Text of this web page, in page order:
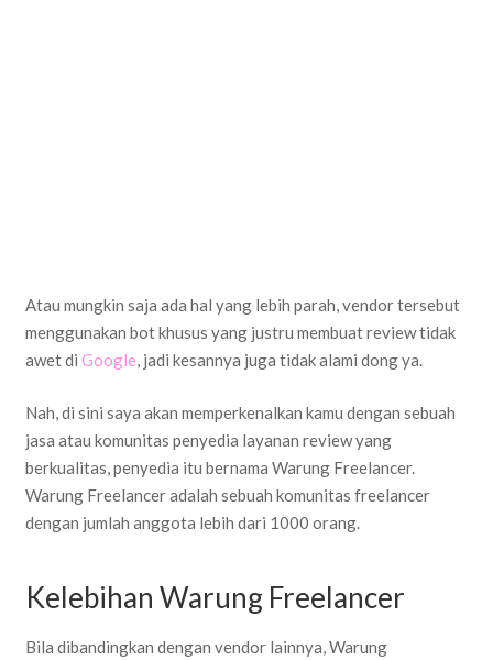
Atau mungkin saja ada hal yang lebih parah, vendor tersebut
menggunakan bot khusus yang justru membuat review tidak
awet di Google, jadi kesannya juga tidak alami dong ya.
Nah, di sini saya akan memperkenalkan kamu dengan sebuah
jasa atau komunitas penyedia layanan review yang
berkualitas, penyedia itu bernama Warung Freelancer.
Warung Freelancer adalah sebuah komunitas freelancer
dengan jumlah anggota lebih dari 1000 orang.
Kelebihan Warung Freelancer
Bila dibandingkan dengan vendor lainnya, Warung